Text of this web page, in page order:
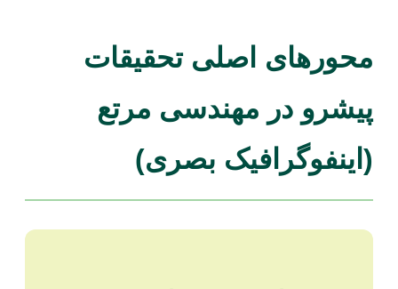
محورهای اصلی تحقیقات
پیشرو در مهندسی مرتع
(اینفوگرافیک بصری)